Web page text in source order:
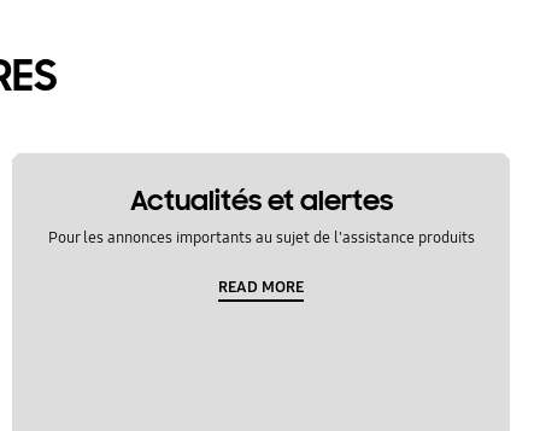
Actualités et alertes
Pour les annonces importants au sujet de l'assistance produits
READ MORE